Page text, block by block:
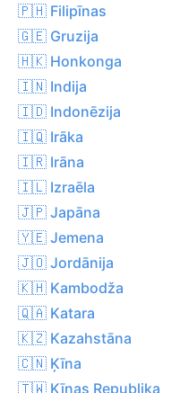
🇵🇭 Filipīnas
🇬🇪 Gruzija
🇭🇰 Honkonga
🇮🇳 Indija
🇮🇩 Indonēzija
🇮🇶 Irāka
🇮🇷 Irāna
🇮🇱 Izraēla
🇯🇵 Japāna
🇾🇪 Jemena
🇯🇴 Jordānija
🇰🇭 Kambodža
🇶🇦 Katara
🇰🇿 Kazahstāna
🇨🇳 Ķīna
🇹🇼 Ķīnas Republika